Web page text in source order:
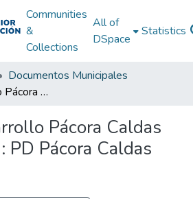
Communities
&
Collections
All of
DSpace
Statistics
Documentos Municipales
Plan de Desarrollo Pácora Caldas 2001 - 2003: PD Pácora Caldas 2001 - 2003
Pácora Caldas
Pácora Caldas